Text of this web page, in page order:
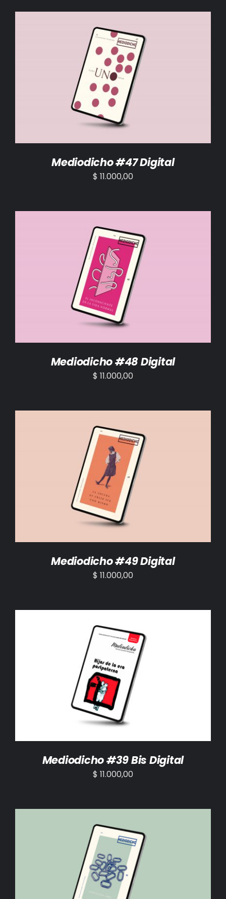
AÑADIR AL CARRITO /
Mediodicho #47 Digital
$ 11.000,00
AÑADIR AL CARRITO /
Mediodicho #48 Digital
$ 11.000,00
AÑADIR AL CARRITO /
Mediodicho #49 Digital
$ 11.000,00
AÑADIR AL CARRITO /
Mediodicho #39 Bis Digital
$ 11.000,00
AÑADIR AL CARRITO /